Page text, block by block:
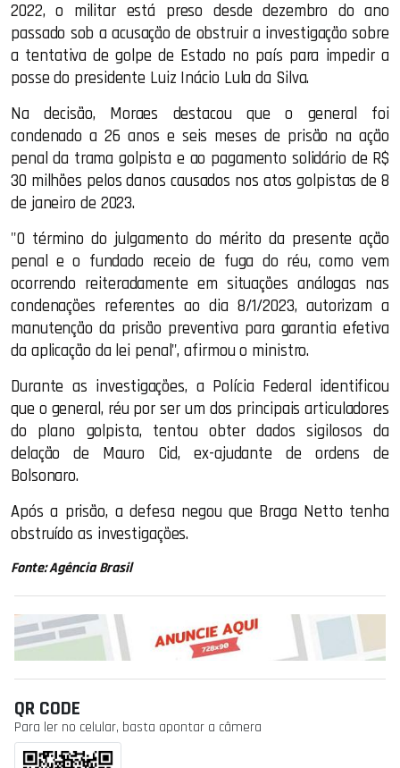
2022, o militar está preso desde dezembro do ano
passado sob a acusação de obstruir a investigação sobre
a tentativa de golpe de Estado no país para impedir a
posse do presidente Luiz Inácio Lula da Silva.
Na decisão, Moraes destacou que o general foi
condenado a 26 anos e seis meses de prisão na ação
penal da trama golpista e ao pagamento solidário de R$
30 milhões pelos danos causados nos atos golpistas de 8
de janeiro de 2023.
"O término do julgamento do mérito da presente ação
penal e o fundado receio de fuga do réu, como vem
ocorrendo reiteradamente em situações análogas nas
condenações referentes ao dia 8/1/2023, autorizam a
manutenção da prisão preventiva para garantia efetiva
da aplicação da lei penal", afirmou o ministro.
Durante as investigações, a Polícia Federal identificou
que o general, réu por ser um dos principais articuladores
do plano golpista, tentou obter dados sigilosos da
delação de Mauro Cid, ex-ajudante de ordens de
Bolsonaro.
Após a prisão, a defesa negou que Braga Netto tenha
obstruído as investigações.
Fonte: Agência Brasil
QR CODE
Para ler no celular, basta apontar a câmera